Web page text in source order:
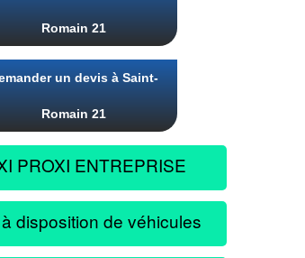
Romain 21
un devis à Saint-
Romain 21
PROXI ENTREPRISE
disposition de véhicules